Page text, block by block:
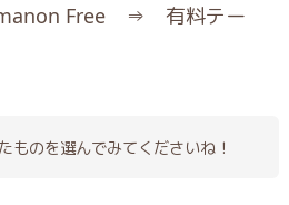
Free ⇒ 有料テー
ものを選んでみてくださいね！